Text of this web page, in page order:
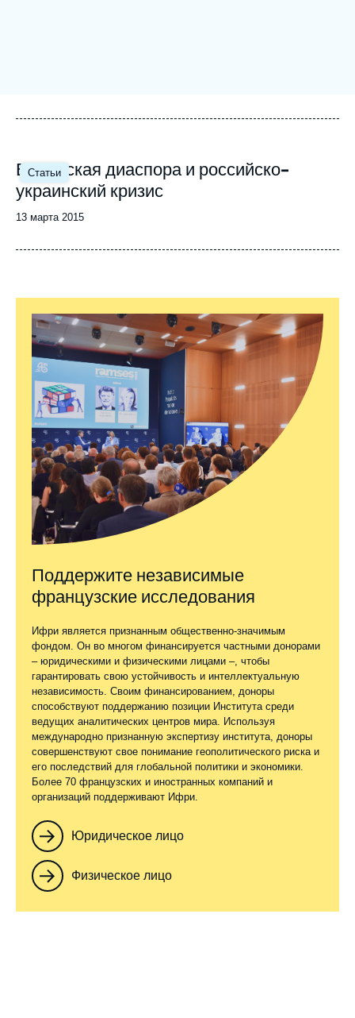
Статьи
Еврейская диаспора и российско-
украинский кризис
Date
publication
13 марта 2015
Поддержите независимые
французские исследования
Ифри является признанным общественно-значимым
фондом. Он во многом финансируется частными донорами
– юридическими и физическими лицами –, чтобы
гарантировать свою устойчивость и интеллектуальную
независимость. Своим финансированием, доноры
способствуют поддержанию позиции Института среди
ведущих аналитических центров мира. Используя
международно признанную экспертизу института, доноры
совершенствуют свое понимание геополитического риска и
его последствий для глобальной политики и экономики.
Более 70 французских и иностранных компаний и
организаций поддерживают Ифри.
Юридическое лицо
Физическое лицо